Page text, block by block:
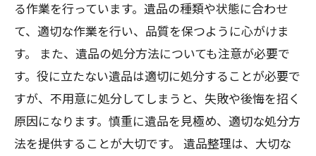
る作業を行っています。遺品の種類や状態に合わせ
て、適切な作業を行い、品質を保つように心がけま
す。 また、遺品の処分方法についても注意が必要で
す。役に立たない遺品は適切に処分することが必要で
すが、不用意に処分してしまうと、失敗や後悔を招く
原因になります。慎重に遺品を見極め、適切な処分方
法を提供することが大切です。 遺品整理は、大切な